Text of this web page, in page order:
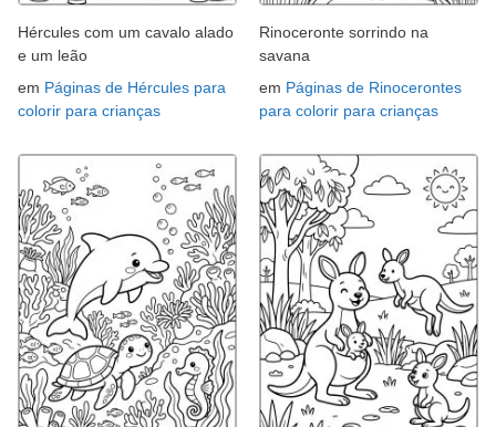
Hércules com um cavalo alado
e um leão
em Páginas de Hércules para
colorir para crianças
Rinoceronte sorrindo na
savana
em Páginas de Rinocerontes
para colorir para crianças